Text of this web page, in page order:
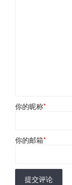
你的昵称*
你的邮箱*
提交评论